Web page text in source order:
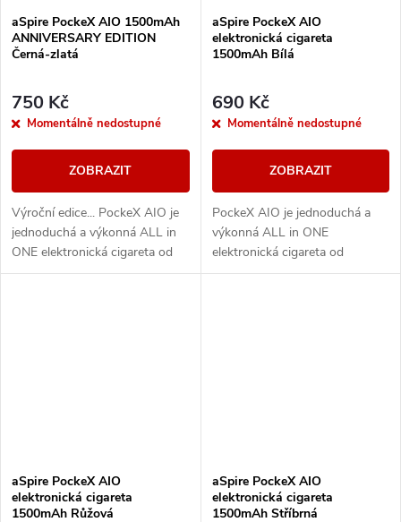
aSpire PockeX AIO 1500mAh
ANNIVERSARY EDITION
Černá-zlatá
750 Kč
Momentálně nedostupné
ZOBRAZIT
Výroční edice... PockeX AIO je
jednoduchá a výkonná ALL in
ONE elektronická cigareta od
společnosti aSpire. Svými
aSpire PockeX AIO
elektronická cigareta
1500mAh Bílá
690 Kč
Momentálně nedostupné
ZOBRAZIT
PockeX AIO je jednoduchá a
výkonná ALL in ONE
elektronická cigareta od
společnosti aSpire. Svými
aSpire PockeX AIO
elektronická cigareta
1500mAh Růžová
aSpire PockeX AIO
elektronická cigareta
1500mAh Stříbrná